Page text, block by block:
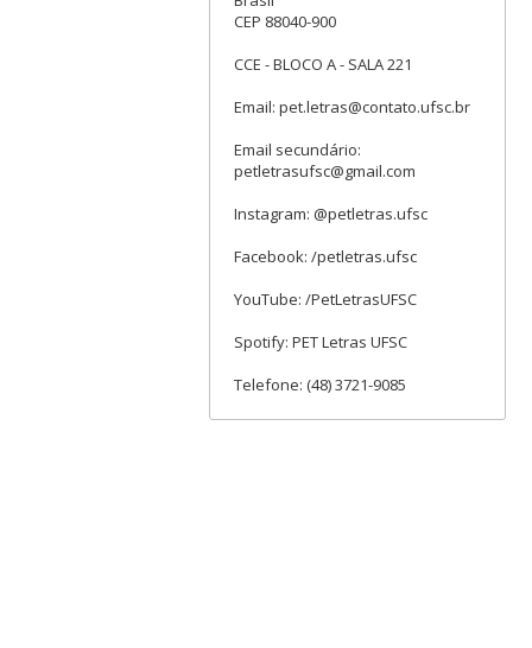
CEP 88040-900
CCE - BLOCO A - SALA 221
Email: pet.letras@contato.ufsc.br
Email secundário:
petletrasufsc@gmail.com
Instagram: @petletras.ufsc
Facebook: /petletras.ufsc
YouTube: /PetLetrasUFSC
Spotify: PET Letras UFSC
Telefone: (48) 3721-9085